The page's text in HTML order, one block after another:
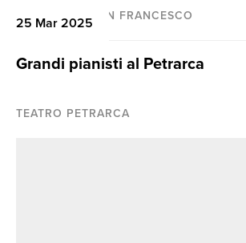
BASILICA DI SAN FRANCESCO
25 Mar 2025
Grandi pianisti al Petrarca
TEATRO PETRARCA